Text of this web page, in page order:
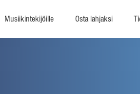
Musiikintekijöille Osta lahjaksi